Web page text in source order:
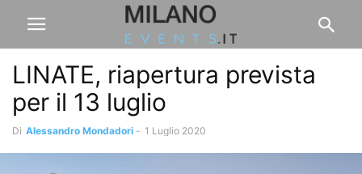
LINATE, riapertura prevista
per il 13 luglio
Di Alessandro Mondadori - 1 Luglio 2020